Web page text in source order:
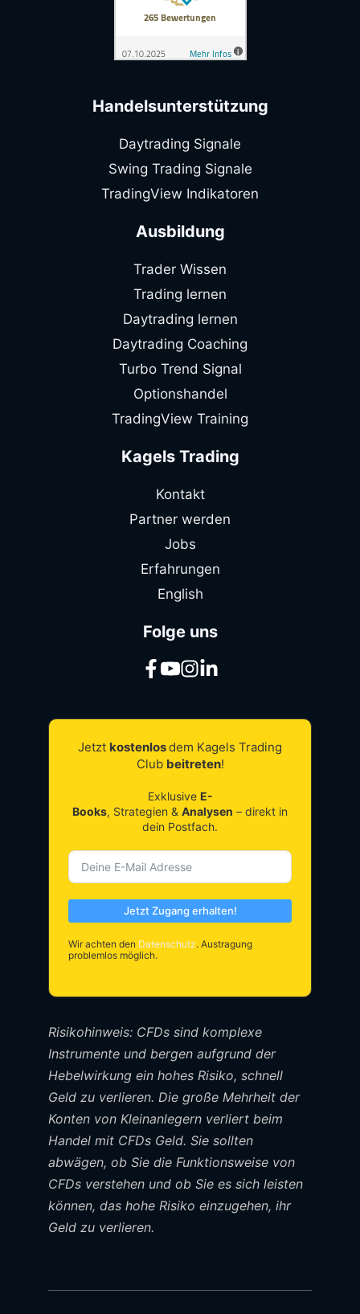
Handelsunterstützung
Daytrading Signale
Swing Trading Signale
TradingView Indikatoren
Ausbildung
Trader Wissen
Trading lernen
Daytrading lernen
Daytrading Coaching
Turbo Trend Signal
Optionshandel
TradingView Training
Kagels Trading
Kontakt
Partner werden
Jobs
Erfahrungen
English
Folge uns
Jetzt kostenlosdem Kagels Trading
Club beitreten!
Exklusive E-
Books, Strategien & Analysen – direkt in
dein Postfach.
Jetzt Zugang erhalten!
Wir achten den Datenschutz. Austragung
problemlos möglich.
Risikohinweis: CFDs sind komplexe
Instrumente und bergen aufgrund der
Hebelwirkung ein hohes Risiko, schnell
Geld zu verlieren. Die große Mehrheit der
Konten von Kleinanlegern verliert beim
Handel mit CFDs Geld. Sie sollten
abwägen, ob Sie die Funktionsweise von
CFDs verstehen und ob Sie es sich leisten
können, das hohe Risiko einzugehen, ihr
Geld zu verlieren.